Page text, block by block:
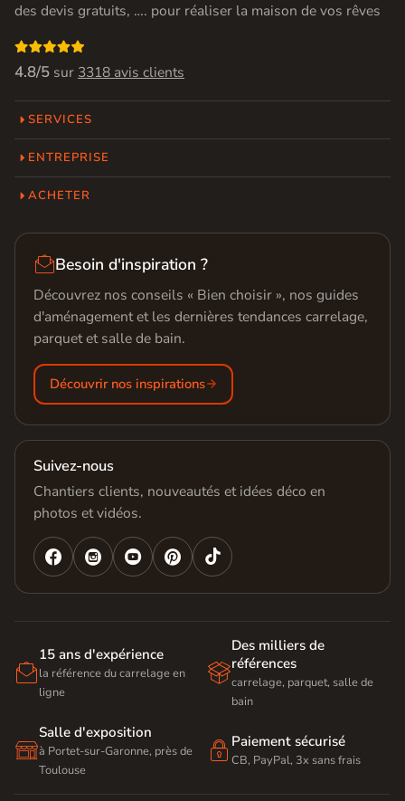
des devis gratuits, …. pour réaliser la maison de vos rêves

4.8/5 sur 3318 avis clients
SERVICES
ENTREPRISE
ACHETER
Besoin d'inspiration ?
Découvrez nos conseils « Bien choisir », nos guides
d'aménagement et les dernières tendances carrelage,
parquet et salle de bain.
Découvrir nos inspirations
Suivez-nous
Chantiers clients, nouveautés et idées déco en
photos et vidéos.
   

15 ans d'expérience
la référence du carrelage en
ligne

Des milliers de
références
carrelage, parquet, salle de
bain

Salle d'exposition
à Portet-sur-Garonne, près de
Toulouse
 Paiement sécurisé
CB, PayPal, 3x sans frais